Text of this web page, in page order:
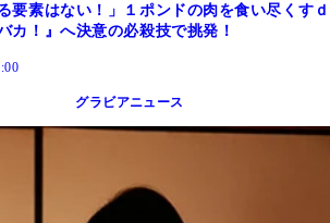
要素はない！」１ポンドの肉を食い尽くすｄ
カ！』へ決意の必殺技で挑発！
グラビアニュース